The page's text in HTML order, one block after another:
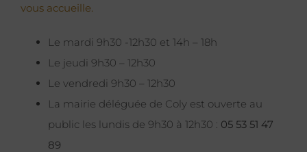
vous accueille.
Le mardi 9h30 -12h30 et 14h – 18h
Le jeudi 9h30 – 12h30
Le vendredi 9h30 – 12h30
La mairie déléguée de Coly est ouverte au
public les lundis de 9h30 à 12h30 : 05 53 51 47
89